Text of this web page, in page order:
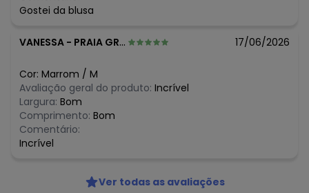
Gostei da blusa
VANESSA - PRAIA GRANDE - SP 17/06/2026
Cor: Marrom / M
Avaliação geral do produto: Incrível
Largura: Bom
Comprimento: Bom
Comentário:
Incrível
Ver todas as avaliações